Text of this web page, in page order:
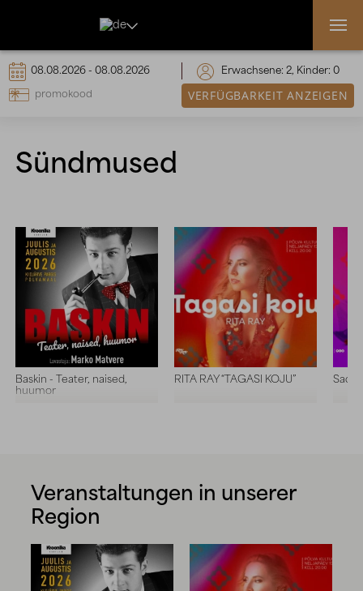

Erwachsene: 2, Kinder: 0
VERFÜGBARKEIT ANZEIGEN
Sündmused
Baskin - Teater, naised,
huumor
RITA RAY “TAGASI KOJU” Sadu
Veranstaltungen in unserer
Region